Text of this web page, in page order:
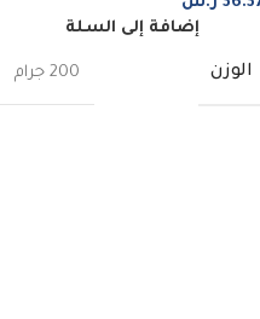
إضافة إلى السلة
الوزن 200 جرام